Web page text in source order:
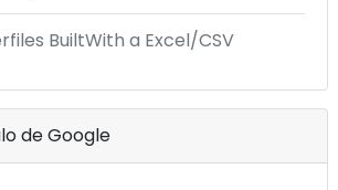
BuiltWith a Excel/CSV
de Google